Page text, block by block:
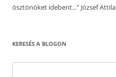
ösztönöket idebent..." József Attila
KERESÉS A BLOGON